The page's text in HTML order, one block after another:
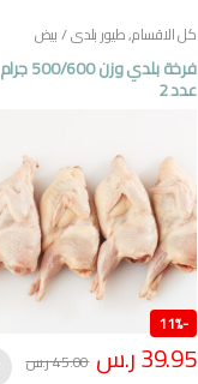
كل الاقسام,طيور بلدي / بيض
فرخة بلدي وزن 500/600 جرام
عدد 2
-
11%
39.95ر.س 45.00ر.س